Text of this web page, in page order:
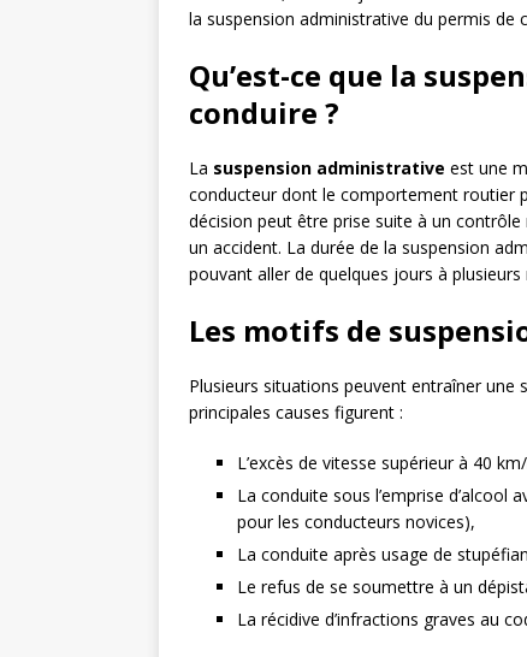
la suspension administrative du permis de
Qu’est-ce que la
conduire ?
La suspension administrative est une
conducteur dont le comportement routier
décision peut être prise suite à un
un accident. La durée de la suspension
pouvant aller de quelques jours à plusieurs
Les motifs de
Plusieurs situations peuvent entraîner une
principales causes figurent :
L’excès de vitesse supérieur à 40
La conduite sous l’emprise d’alcool
pour les conducteurs novices),
La conduite après usage de
Le refus de se soumettre à un
La récidive d’infractions graves au